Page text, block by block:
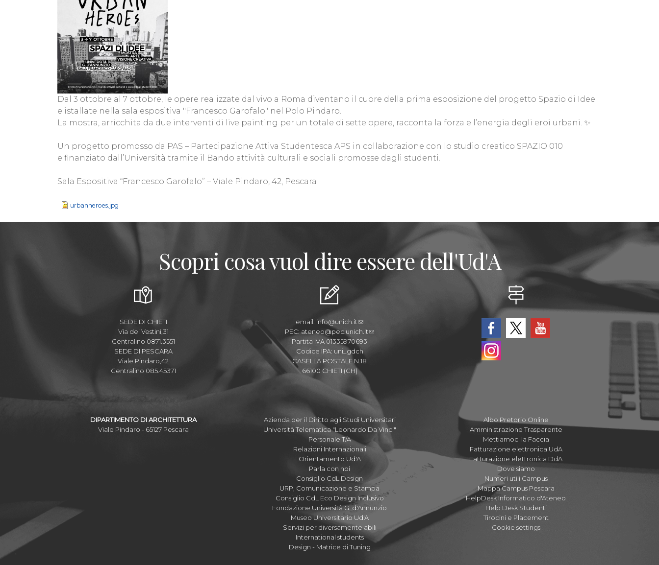
Dal 3 ottobre al 7 ottobre, le opere realizzate dal vivo a Roma diventano il cuore della prima esposizione del progetto Spazio di Idee
e istallate nella sala espositiva "Francesco Garofalo" nel Polo Pindaro.
La mostra, arricchita da due interventi di live painting per un totale di sette opere, racconta la forza e l’energia degli eroi urbani. ✨
Un progetto promosso da PAS – Partecipazione Attiva Studentesca APS in collaborazione con lo studio creatico SPAZIO 010
e finanziato dall’Università tramite il Bando attività culturali e sociali promosse dagli studenti.
Sala Espositiva “Francesco Garofalo” – Viale Pindaro, 42, Pescara
urbanheroes.jpg
Scopri cosa vuol dire essere dell'Ud'A
SEDE DI CHIETI
Via dei Vestini,31
Centralino 0871.3551
SEDE DI PESCARA
Viale Pindaro,42
Centralino 085.45371
email: info@unich.it
PEC: ateneo@pec.unich.it
Partita IVA 01335970693
Codice IPA: uni_gdch
CASELLA POSTALE N.18
66100 CHIETI (CH)
DIPARTIMENTO DI ARCHITETTURA
Viale Pindaro - 65127 Pescara
Azienda per il Diritto agli Studi Universitari
Università Telematica "Leonardo Da Vinci"
Personale T/A
Relazioni Internazionali
Orientamento Ud'A
Parla con noi
Consiglio CdL Design
URP, Comunicazione e Stampa
Consiglio CdL Eco Design Inclusivo
Fondazione Università G. d'Annunzio
Museo Universitario Ud'A
Servizi per diversamente abili
International students
Design - Matrice di Tuning
Albo Pretorio Online
Amministrazione Trasparente
Mettiamoci la Faccia
Fatturazione elettronica UdA
Fatturazione elettronica DdA
Dove siamo
Numeri utili Campus
Mappa Campus Pescara
HelpDesk Informatico d'Ateneo
Help Desk Studenti
Tirocini e Placement
Cookie settings